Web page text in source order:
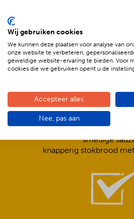
De voordelen van
Compleet is ook
Frisse salades,
smeuïge
knapperig stokbrood
Wij gebruiken cookies
We kunnen deze plaatsen voor analyse van
onze website te verbeteren,
geweldige website-ervaring te bieden. Voor
cookies die we gebruiken opent u de
Accepteer alles
Nee, pas aan